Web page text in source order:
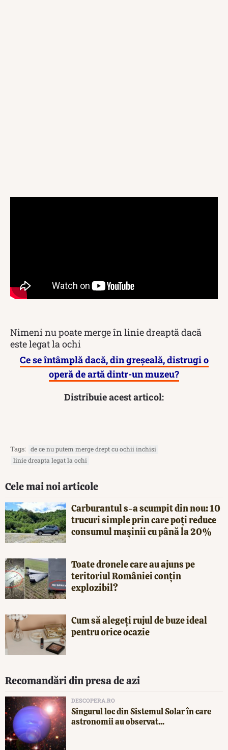
Nimeni nu poate merge în linie dreaptă dacă
este legat la ochi
Ce se întâmplă dacă, din greșeală, distrugi o
operă de artă dintr-un muzeu?
Distribuie acest articol:
Tags: de ce nu putem merge drept cu ochii inchisi
linie dreapta legat la ochi
Cele mai noi articole
Carburantul s-a scumpit din nou: 10
trucuri simple prin care poți reduce
consumul mașinii cu până la 20%
Toate dronele care au ajuns pe
teritoriul României conțin
explozibil?
Cum să alegeți rujul de buze ideal
pentru orice ocazie
Recomandări din presa de azi
DESCOPERA.RO
Singurul loc din Sistemul Solar în care
astronomii au observat...